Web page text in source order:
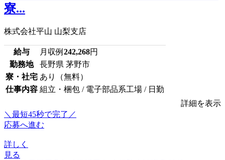
寮...
株式会社平山 山梨支店
給与 月収例 242,268円
勤務地
長野県 茅野市
寮・社宅 あり（無料）
仕事内容 組立・梱包 / 電子部品系工場 / 日勤
詳細を表示
＼最短45秒で完了／
応募へ進む
詳しく
見る